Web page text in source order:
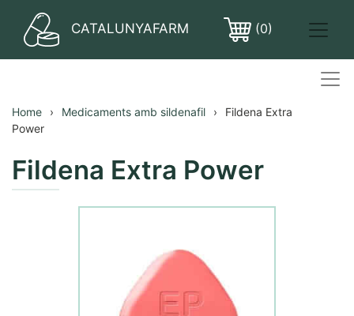
CATALUNYAFARM (0)
Home Medicaments amb sildenafil
Fildena Extra
Power
Fildena Extra Power